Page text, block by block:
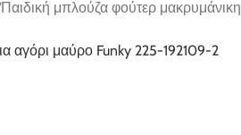
Παιδική μπλούζα φούτερ